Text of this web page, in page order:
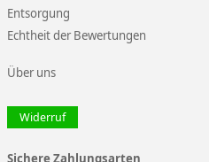
Entsorgung
Echtheit der Bewertungen
Über uns
Widerruf
Sichere Zahlungsarten